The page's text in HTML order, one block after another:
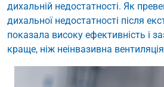
дихальній недостатності. Як
дихальної недостатності після
показала високу ефективність і
краще, ніж неінвазивна